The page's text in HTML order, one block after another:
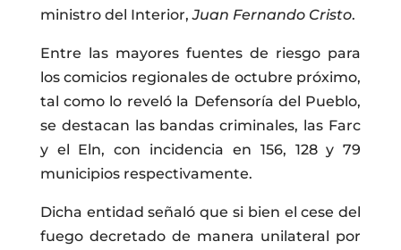
ministro del Interior,Juan Fernando Cristo.
Entre las mayores fuentes de riesgo para
los comicios regionales de octubre próximo,
tal como lo reveló la Defensoría del Pueblo,
se destacan las bandas criminales, las Farc
y el Eln, con incidencia en 156, 128 y 79
municipios respectivamente.
Dicha entidad señaló que si bien el cese del
fuego decretado de manera unilateral por